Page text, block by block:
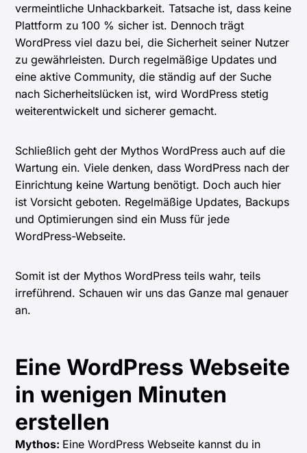
vermeintliche Unhackbarkeit. Tatsache ist, dass keine
Plattform zu 100 % sicher ist. Dennoch trägt
WordPress viel dazu bei, die Sicherheit seiner Nutzer
zu gewährleisten. Durch regelmäßige Updates und
eine aktive Community, die ständig auf der Suche
nach Sicherheitslücken ist, wird WordPress stetig
weiterentwickelt und sicherer gemacht.
Schließlich geht der Mythos WordPress auch auf die
Wartung ein. Viele denken, dass WordPress nach der
Einrichtung keine Wartung benötigt. Doch auch hier
ist Vorsicht geboten. Regelmäßige Updates, Backups
und Optimierungen sind ein Muss für jede
WordPress-Webseite.
Somit ist der Mythos WordPress teils wahr, teils
irreführend. Schauen wir uns das Ganze mal genauer
an.
Eine WordPress Webseite
in wenigen Minuten
erstellen
Mythos: Eine WordPress Webseite kannst du in